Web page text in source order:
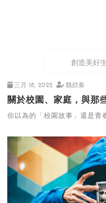
創造美好
三月 18, 2022 魏妏秦
關於校園、家庭，與那
你以為的「校園故事」還是青